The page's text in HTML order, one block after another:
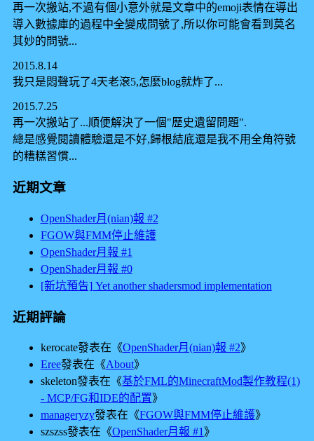
再一次搬站,不過有個小意外就是文章中的emoji表情在導出
導入數據庫的過程中全變成問號了,所以你可能會看到莫名
其妙的問號...
2015.8.14
我只是悶聲玩了4天老滾5,怎麼blog就炸了...
2015.7.25
再一次搬站了...順便解決了一個"歷史遺留問題".
總是感覺閱讀體驗還是不好,歸根結底還是我不用全角符號
的糟糕習慣...
近期文章
OpenShader月(nian)報 #2
FGOW與FMM停止維護
OpenShader月報 #1
OpenShader月報 #0
[新坑預告] Yet another shadersmod implementation
近期評論
kerocate發表在《OpenShader月(nian)報 #2》
Eree發表在《About》
skeleton發表在《基於FML的MinecraftMod製作教程(1)
- MCP/FG和IDE的配置》
manageryzy發表在《FGOW與FMM停止維護》
szszss發表在《OpenShader月報 #1 》